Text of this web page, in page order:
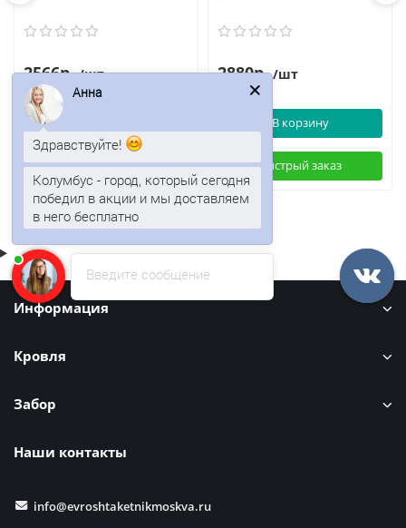
2566р. /шт
Быстрый заказ
2880р. /шт
В корзину
Быстрый заказ
Информация
Кровля
Забор
Наши контакты
info@evroshtaketnikmoskva.ru
Введите сообщение
Анна
Здравствуйте!
Колумбус - город, который сегодня
победил в акции и мы доставляем
в него бесплатно